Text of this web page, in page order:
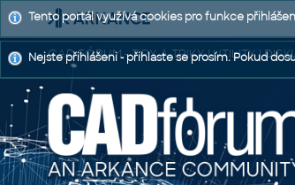
CAD FÓRUM - TIPY A TRIKY | UTILITY |
Tento portál využívá cookies pro funkce
Nejste přihlášeni - přihlaste se prosím. Pokud